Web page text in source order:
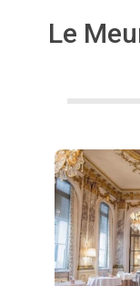
Le